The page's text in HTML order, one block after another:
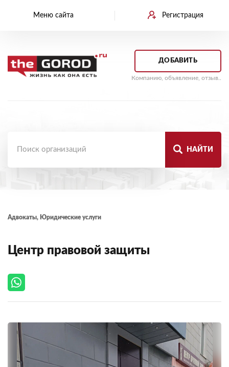
Меню сайта Регистрация
ДОБАВИТЬ
Компанию, объявление, отзыв..
НАЙТИ
Адвокаты, Юридические услуги
Центр правовой защиты